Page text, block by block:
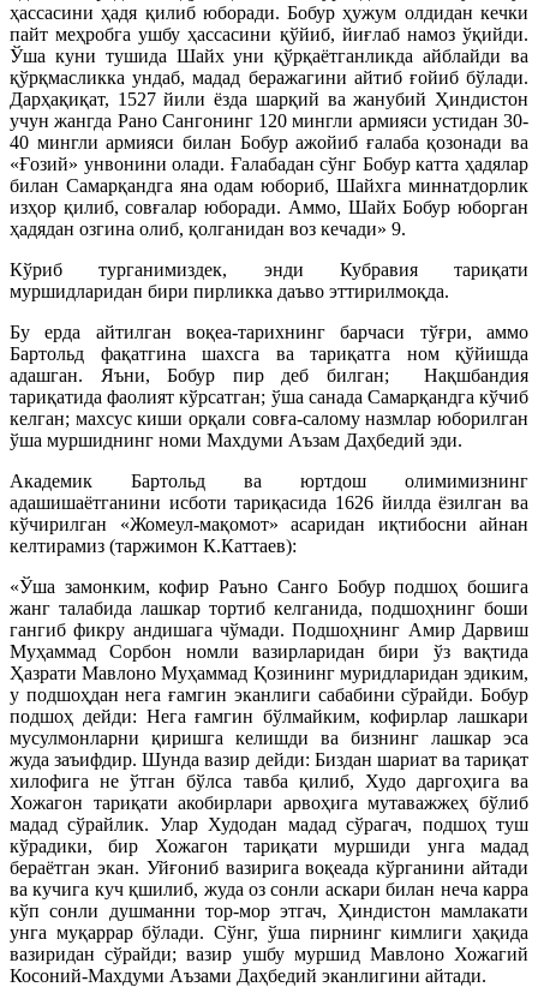
ҳассасини ҳадя қилиб юборади. Бобур ҳужум олдидан кечки
пайт меҳробга ушбу ҳассасини қўйиб, йиғлаб намоз ўқийди.
Ўша куни тушида Шайх уни қўрқаётганликда айблайди ва
қўрқмасликка ундаб, мадад беражагини айтиб ғойиб бўлади.
Дарҳақиқат, 1527 йили ёзда шарқий ва жанубий Ҳиндистон
учун жангда Рано Сангонинг 120 мингли армияси устидан 30-
40 мингли армияси билан Бобур ажойиб ғалаба қозонади ва
«Ғозий» унвонини олади. Ғалабадан сўнг Бобур катта ҳадялар
билан Самарқандга яна одам юбориб, Шайхга миннатдорлик
изҳор қилиб, совғалар юборади. Аммо, Шайх Бобур юборган
ҳадядан озгина олиб, қолганидан воз кечади» 9.
Кўриб турганимиздек, энди Кубравия тариқати
муршидларидан бири пирликка даъво эттирилмоқда.
Бу ерда айтилган воқеа-тарихнинг барчаси тўғри, аммо
Бартольд фақатгина шахсга ва тариқатга ном қўйишда
адашган. Яъни, Бобур пир деб билган; Нақшбандия
тариқатида фаолият кўрсатган; ўша санада Самарқандга кўчиб
келган; махсус киши орқали совға-салому назмлар юборилган
ўша муршиднинг номи Махдуми Аъзам Даҳбедий эди.
Академик Бартольд ва юртдош олимимизнинг
адашишаётганини исботи тариқасида 1626 йилда ёзилган ва
кўчирилган «Жомеул-мақомот» асаридан иқтибосни айнан
келтирамиз (таржимон К.Каттаев):
«Ўша замонким, кофир Раъно Санго Бобур подшоҳ бошига
жанг талабида лашкар тортиб келганида, подшоҳнинг боши
гангиб фикру андишага чўмади. Подшоҳнинг Амир Дарвиш
Муҳаммад Сорбон номли вазирларидан бири ўз вақтида
Ҳазрати Мавлоно Муҳаммад Қозининг муридларидан эдиким,
у подшоҳдан нега ғамгин эканлиги сабабини сўрайди. Бобур
подшоҳ дейди: Нега ғамгин бўлмайким, кофирлар лашкари
мусулмонларни қиришга келишди ва бизнинг лашкар эса
жуда заъифдир. Шунда вазир дейди: Биздан шариат ва тариқат
хилофига не ўтган бўлса тавба қилиб, Худо даргоҳига ва
Хожагон тариқати акобирлари арвоҳига мутаважжеҳ бўлиб
мадад сўрайлик. Улар Худодан мадад сўрагач, подшоҳ туш
кўрадики, бир Хожагон тариқати муршиди унга мадад
бераётган экан. Уйғониб вазирига воқеада кўрганини айтади
ва кучига куч қшилиб, жуда оз сонли аскари билан неча карра
кўп сонли душманни тор-мор этгач, Ҳиндистон мамлакати
унга муқаррар бўлади. Сўнг, ўша пирнинг кимлиги ҳақида
вазиридан сўрайди; вазир ушбу муршид Мавлоно Хожагий
Косоний-Махдуми Аъзами Даҳбедий эканлигини айтади.